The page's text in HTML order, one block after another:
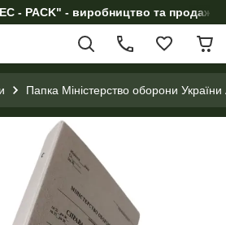
- PACK" - виробництво та продаж
Папка Міністерство оборони